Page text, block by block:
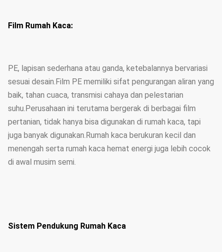
Film Rumah Kaca:
PE, lapisan sederhana atau ganda, ketebalannya bervariasi
sesuai desain.Film PE memiliki sifat pengurangan aliran yang
baik, tahan cuaca, transmisi cahaya dan pelestarian
suhu.Perusahaan ini terutama bergerak di berbagai film
pertanian, tidak hanya bisa digunakan di rumah kaca, tapi
juga banyak digunakan.Rumah kaca berukuran kecil dan
menengah serta rumah kaca hemat energi juga lebih cocok
di awal musim semi.
Sistem Pendukung Rumah Kaca